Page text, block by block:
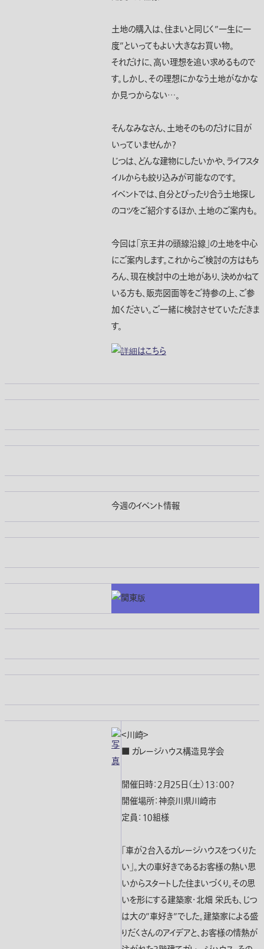
土地の購入は、住まいと同じく”一生に一
度”といってもよい大きなお買い物。
それだけに、高い理想を追い求めるもので
す。しかし、その理想にかなう土地がなかな
か見つからない…。
そんなみなさん、土地そのものだけに目が
いっていませんか？
じつは、どんな建物にしたいかや、ライフスタ
イルからも絞り込みが可能なのです。
イベントでは、自分とぴったり合う土地探し
のコツをご紹介するほか、土地のご案内も。
今回は「京王井の頭線沿線」の土地を中心
にご案内します。これからご検討の方はもち
ろん、現在検討中の土地があり、決めかねて
いる方も、販売図面等をご持参の上、ご参
加ください。ご一緒に検討させていただきま
す。
今週のイベント情報
＜川崎＞
■ ガレージハウス構造見学会
開催日時：２月２５日（土）１３：００?
開催場所：神奈川県川崎市
定員：１０組様
「車が２台入るガレージハウスをつくりた
い」。大の車好きであるお客様の熱い思
いからスタートした住まいづくり。その思
いを形にする建築家・北畑 栄氏も、じつ
は大の”車好き”でした。建築家による盛
りだくさんのアイデアと、お客様の情熱が